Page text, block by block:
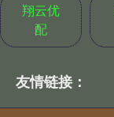
翔云优
配
友情链接：